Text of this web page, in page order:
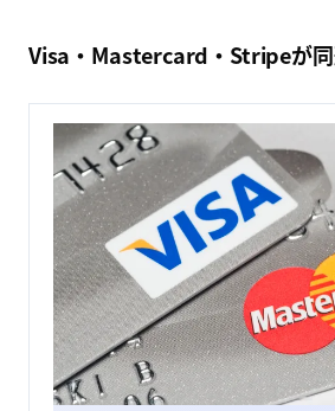
Visa・Mastercard・Stripeが